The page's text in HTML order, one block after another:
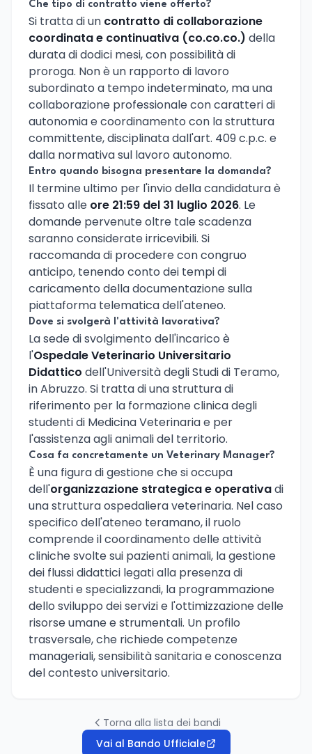
Che tipo di contratto viene offerto?
Si tratta di un contratto di collaborazione
coordinata e continuativa (co.co.co.) della
durata di dodici mesi, con possibilità di
proroga. Non è un rapporto di lavoro
subordinato a tempo indeterminato, ma una
collaborazione professionale con caratteri di
autonomia e coordinamento con la struttura
committente, disciplinata dall'art. 409 c.p.c. e
dalla normativa sul lavoro autonomo.
Entro quando bisogna presentare la domanda?
Il termine ultimo per l'invio della candidatura è
fissato alle ore 21:59 del 31 luglio 2026. Le
domande pervenute oltre tale scadenza
saranno considerate irricevibili. Si
raccomanda di procedere con congruo
anticipo, tenendo conto dei tempi di
caricamento della documentazione sulla
piattaforma telematica dell'ateneo.
Dove si svolgerà l'attività lavorativa?
La sede di svolgimento dell'incarico è
l'Ospedale Veterinario Universitario
Didattico dell'Università degli Studi di Teramo,
in Abruzzo. Si tratta di una struttura di
riferimento per la formazione clinica degli
studenti di Medicina Veterinaria e per
l'assistenza agli animali del territorio.
Cosa fa concretamente un Veterinary Manager?
È una figura di gestione che si occupa
dell'organizzazione strategica e operativadi
una struttura ospedaliera veterinaria. Nel caso
specifico dell'ateneo teramano, il ruolo
comprende il coordinamento delle attività
cliniche svolte sui pazienti animali, la gestione
dei flussi didattici legati alla presenza di
studenti e specializzandi, la programmazione
dello sviluppo dei servizi e l'ottimizzazione delle
risorse umane e strumentali. Un profilo
trasversale, che richiede competenze
manageriali, sensibilità sanitaria e conoscenza
del contesto universitario.
Torna alla lista dei bandi
Vai al Bando Ufficiale